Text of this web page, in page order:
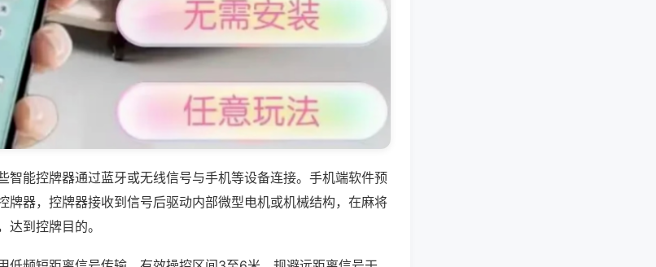
智能控牌器通过蓝牙或无线信号与手机等设备连接。手机端软件预
牌器，控牌器接收到信号后驱动内部微型电机或机械结构，在麻将
到控牌目的。